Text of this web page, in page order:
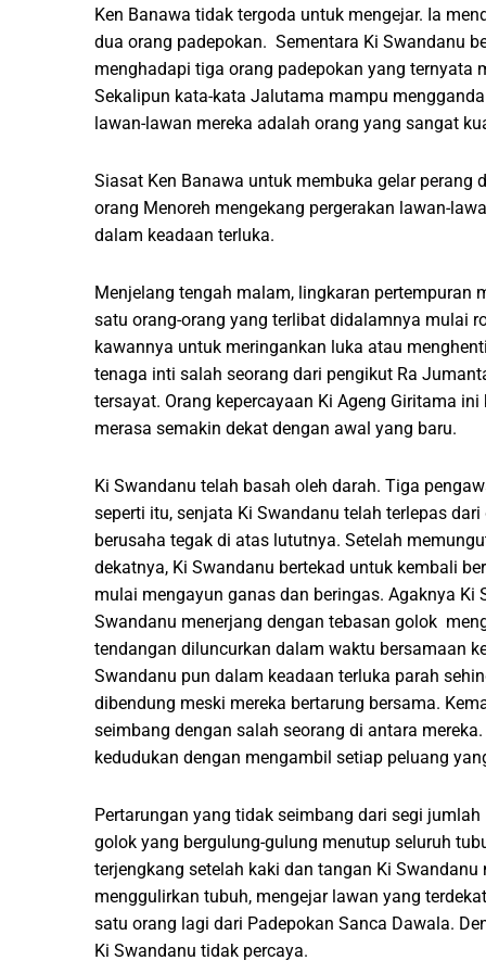
Ken Banawa tidak tergoda untuk mengejar. Ia
dua orang padepokan. Sementara Ki Swandanu
menghadapi tiga orang padepokan yang ternyata
Sekalipun kata-kata Jalutama mampu
lawan-lawan mereka adalah orang yang sangat
Siasat Ken Banawa untuk membuka gelar
orang Menoreh mengekang pergerakan lawan-
dalam keadaan terluka.
Menjelang tengah malam, lingkaran
satu orang-orang yang terlibat didalamnya mulai
kawannya untuk meringankan luka atau
tenaga inti salah seorang dari pengikut Ra
tersayat. Orang kepercayaan Ki Ageng Giritama
merasa semakin dekat dengan awal yang baru.
Ki Swandanu telah basah oleh darah. Tiga
seperti itu, senjata Ki Swandanu telah terlepas
berusaha tegak di atas lututnya. Setelah
dekatnya, Ki Swandanu bertekad untuk kembali
mulai mengayun ganas dan beringas. Agaknya
Swandanu menerjang dengan tebasan golok
tendangan diluncurkan dalam waktu bersamaan
Swandanu pun dalam keadaan terluka parah
dibendung meski mereka bertarung bersama.
seimbang dengan salah seorang di antara
kedudukan dengan mengambil setiap peluang
Pertarungan yang tidak seimbang dari segi
golok yang bergulung-gulung menutup seluruh
terjengkang setelah kaki dan tangan Ki
menggulirkan tubuh, mengejar lawan yang
satu orang lagi dari Padepokan Sanca Dawala.
Ki Swandanu tidak percaya.